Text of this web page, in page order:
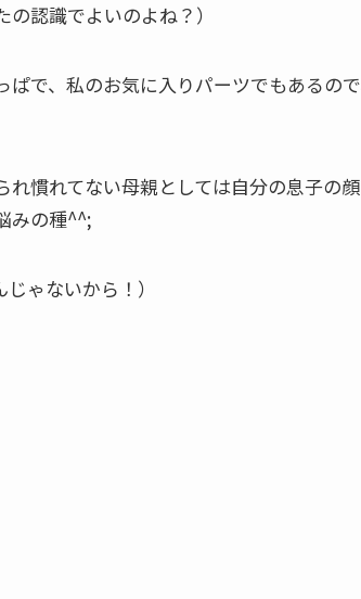
の認識でよいのよね？）
ぱで、私のお気に入りパーツでもあるの
れ慣れてない母親としては自分の息子の
みの種^^;
ゃないから！）